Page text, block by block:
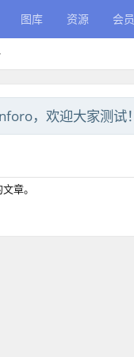
图库 资源 会员
，欢迎大家测试！
章。